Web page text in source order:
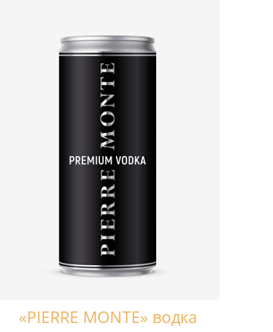
«PIERRE MONTE» водка